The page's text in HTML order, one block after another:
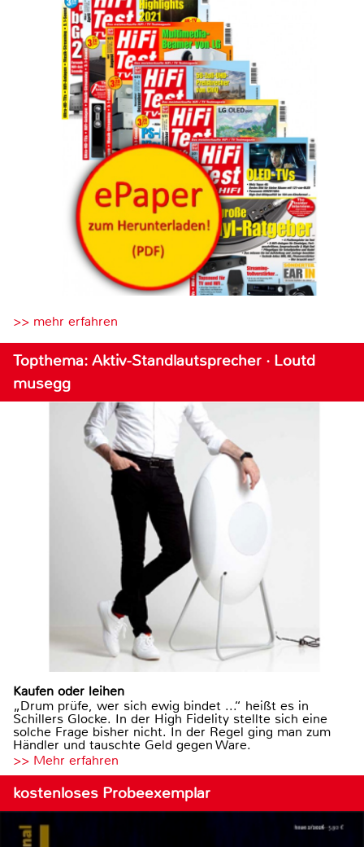
>> mehr erfahren
Topthema: Aktiv-Standlautsprecher · Loutd
musegg
Kaufen oder leihen
„Drum prüfe, wer sich ewig bindet ...“ heißt es in
Schillers Glocke. In der High Fidelity stellte sich eine
solche Frage bisher nicht. In der Regel ging man zum
Händler und tauschte Geld gegen Ware.
>> Mehr erfahren
kostenloses Probeexemplar